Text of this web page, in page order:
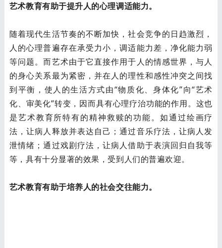
艺术教育有助于提升人的心理调适能力。
随着现代生活节奏的不断加快，社会竞争的日趋激烈，
人的心理普遍存在承受力小，调适能力差，净化能力弱
等问题。而艺术由于它直接作用于人的情感世界，与人
的身心关系最为紧密，并在人的理性和感性冲突之间找
到平衡，使人的生活方式由“物质化、身体化”向“艺术
化、审美化”转变，因而具有心理疗治功能的作用。这也
是艺术教育所特有的精神救赎的功能。如通过绘画疗
法，让病人释放并表达自己；通过音乐疗法，让病人发
泄情绪；通过戏剧疗法，让病人借助于表演回归自我等
等，具有十分显著的效果，受到人们的普遍欢迎。
艺术教育有助于培养人的社会交往能力。